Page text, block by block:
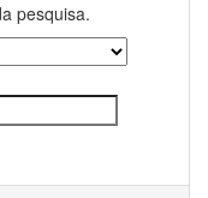
pesquisa.